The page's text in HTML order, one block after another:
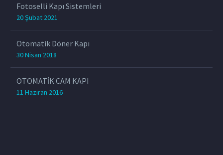
Fotoselli Kapı Sistemleri
20 Şubat 2021
Otomatik Döner Kapı
30 Nisan 2018
OTOMATİK CAM KAPI
11 Haziran 2016